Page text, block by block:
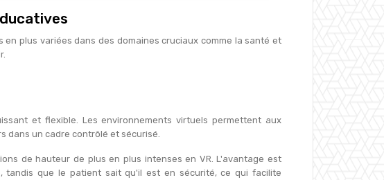
plus variées dans des domaines cruciaux comme la santé et
et flexible. Les environnements virtuels permettent aux
dans un cadre contrôlé et sécurisé.
de hauteur de plus en plus intenses en VR. L'avantage est
que le patient sait qu'il est en sécurité, ce qui facilite